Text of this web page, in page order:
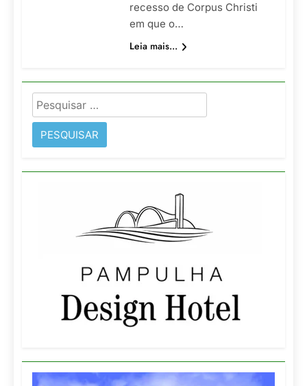
recesso de Corpus Christi
em que o…
Leia mais...
Pesquisar
por: